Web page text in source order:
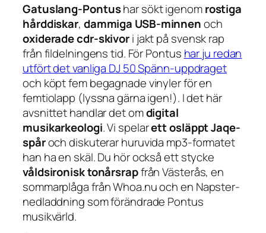
Gatuslang-Pontushar sökt igenomrostiga
hårddiskar, dammiga USB-minnenoch
oxiderade cdr-skivori jakt på svensk rap
från fildelningens tid. För Pontus har ju redan
utfört det vanliga DJ 50 Spänn-uppdraget
och köpt fem begagnade vinyler för en
femtiolapp (lyssna gärna igen!). I det här
avsnittet handlar det omdigital
musikarkeologi. Vi spelarett osläppt Jaqe-
spåroch diskuterar huruvida mp3-formatet
han ha en skäl. Du hör också ett stycke
våldsironisk tonårsrapfrån Västerås, en
sommarplåga från Whoa.nu och en Napster-
nedladdning som förändrade Pontus
musikvärld.